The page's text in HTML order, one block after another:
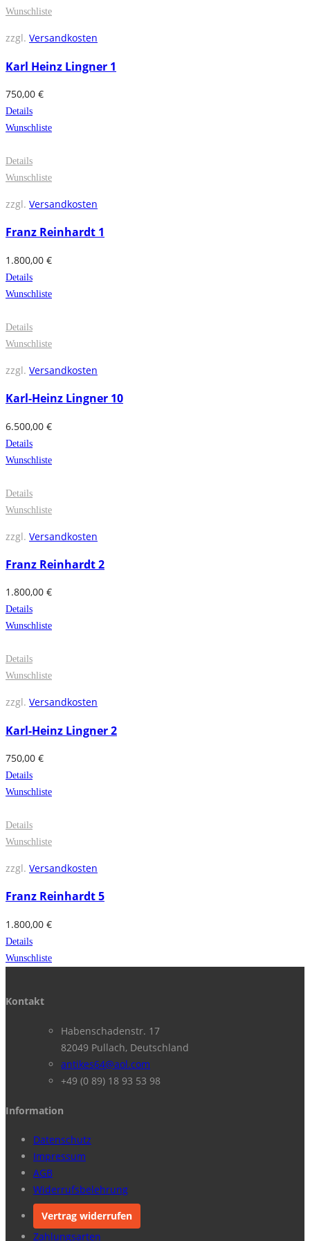
Wunschliste
zzgl. Versandkosten
Karl Heinz Lingner 1
750,00 €
Details
Wunschliste
Details
Wunschliste
zzgl. Versandkosten
Franz Reinhardt 1
1.800,00 €
Details
Wunschliste
Details
Wunschliste
zzgl. Versandkosten
Karl-Heinz Lingner 10
6.500,00 €
Details
Wunschliste
Details
Wunschliste
zzgl. Versandkosten
Franz Reinhardt 2
1.800,00 €
Details
Wunschliste
Details
Wunschliste
zzgl. Versandkosten
Karl-Heinz Lingner 2
750,00 €
Details
Wunschliste
Details
Wunschliste
zzgl. Versandkosten
Franz Reinhardt 5
1.800,00 €
Details
Wunschliste
Kontakt
Habenschadenstr. 17
82049 Pullach, Deutschland
antikes64@aol.com
+49 (0 89) 18 93 53 98
Information
Datenschutz
Impressum
AGB
Widerrufsbelehrung
Vertrag widerrufen
Zahlungsarten